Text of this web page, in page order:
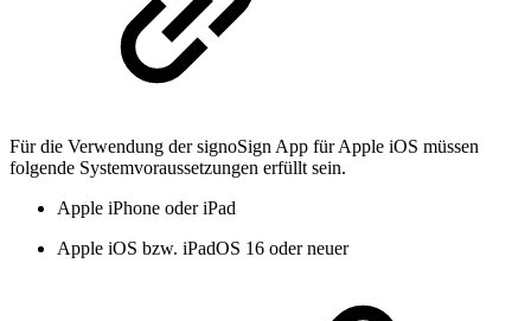
Für die Verwendung der signoSign App für Apple iOS müssen
folgende Systemvoraussetzungen erfüllt sein.
Apple iPhone oder iPad
Apple iOS bzw. iPadOS 16 oder neuer